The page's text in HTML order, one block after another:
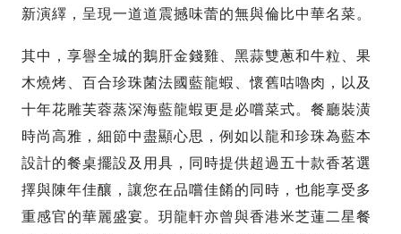
新演繹，呈現一道道震撼味蕾的無與倫比中華名菜。
其中，享譽全城的鵝肝金錢雞、黑蒜雙蔥和牛粒、果
木燒烤、百合珍珠菌法國藍龍蝦、懷舊咕嚕肉，以及
十年花雕芙蓉蒸深海藍龍蝦更是必嚐菜式。餐廳裝潢
時尚高雅，細節中盡顯心思，例如以龍和珍珠為藍本
設計的餐桌擺設及用具，同時提供超過五十款香茗選
擇與陳年佳釀，讓您在品嚐佳餚的同時，也能享受多
重感官的華麗盛宴。玥龍軒亦曾與香港米芝蓮二星餐